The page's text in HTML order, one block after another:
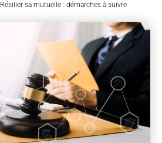
Résilier sa mutuelle : démarches à suivre